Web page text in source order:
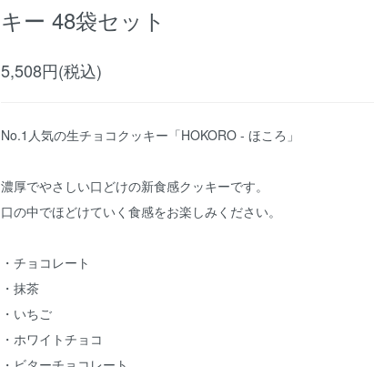
キー 48袋セット
5,508円(税込)
No.1人気の生チョコクッキー「HOKORO - ほころ」
濃厚でやさしい口どけの新食感クッキーです。
口の中でほどけていく食感をお楽しみください。
・チョコレート
・抹茶
・いちご
・ホワイトチョコ